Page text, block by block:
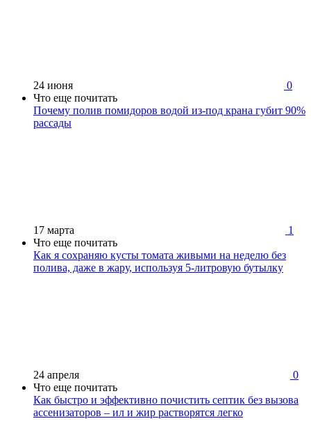
24 июня
0
Что еще почитать
Почему полив помидоров водой из-под крана губит 90%
рассады
17 марта
1
Что еще почитать
Как я сохраняю кусты томата живыми на неделю без
полива, даже в жару, используя 5-литровую бутылку
24 апреля
0
Что еще почитать
Как быстро и эффективно почистить септик без вызова
ассенизаторов – ил и жир растворятся легко